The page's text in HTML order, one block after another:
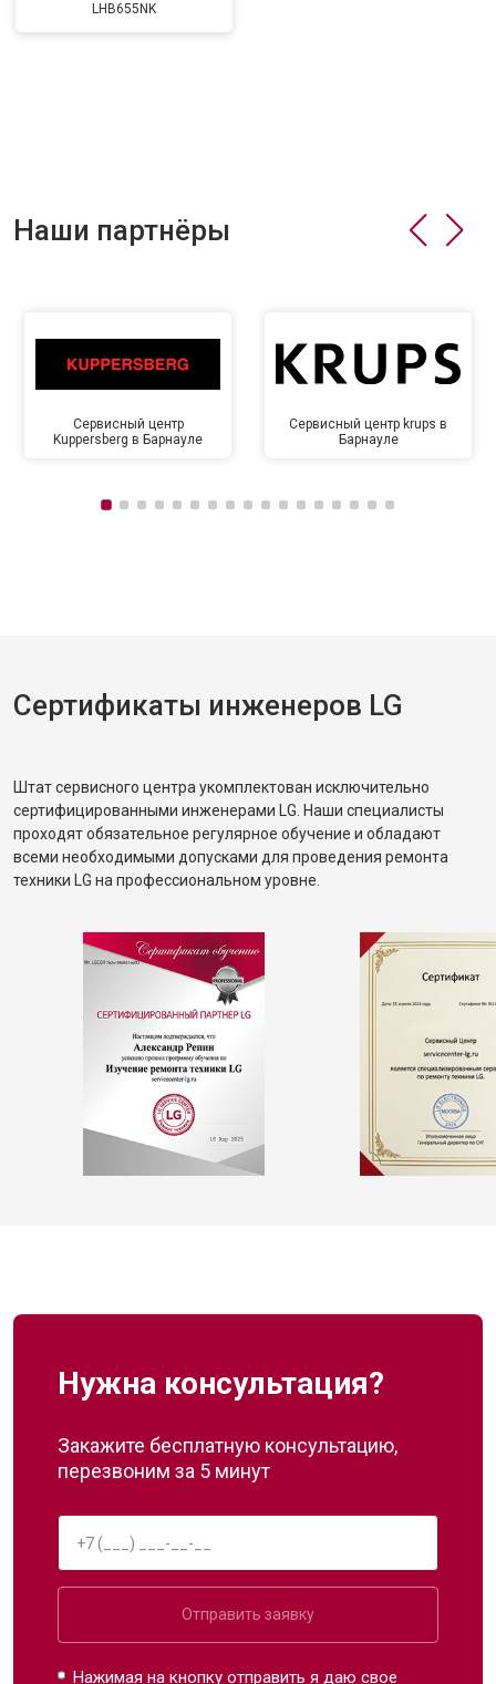
LHB655NK
Наши партнёры
Сервисный центр
Kuppersberg в Барнауле
Сервисный центр krups в
Барнауле
Сертификаты инженеров LG
Штат сервисного центра укомплектован исключительно
сертифицированными инженерами LG. Наши специалисты
проходят обязательное регулярное обучение и обладают
всеми необходимыми допусками для проведения ремонта
техники LG на профессиональном уровне.
Нужна консультация?
Закажите бесплатную консультацию,
перезвоним за 5 минут
Отправить заявку
Нажимая на кнопку отправить я даю свое